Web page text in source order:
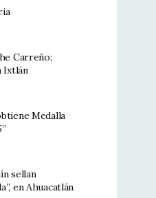
Carreño;
Ixtlán
Medalla
sellan
en Ahuacatlán